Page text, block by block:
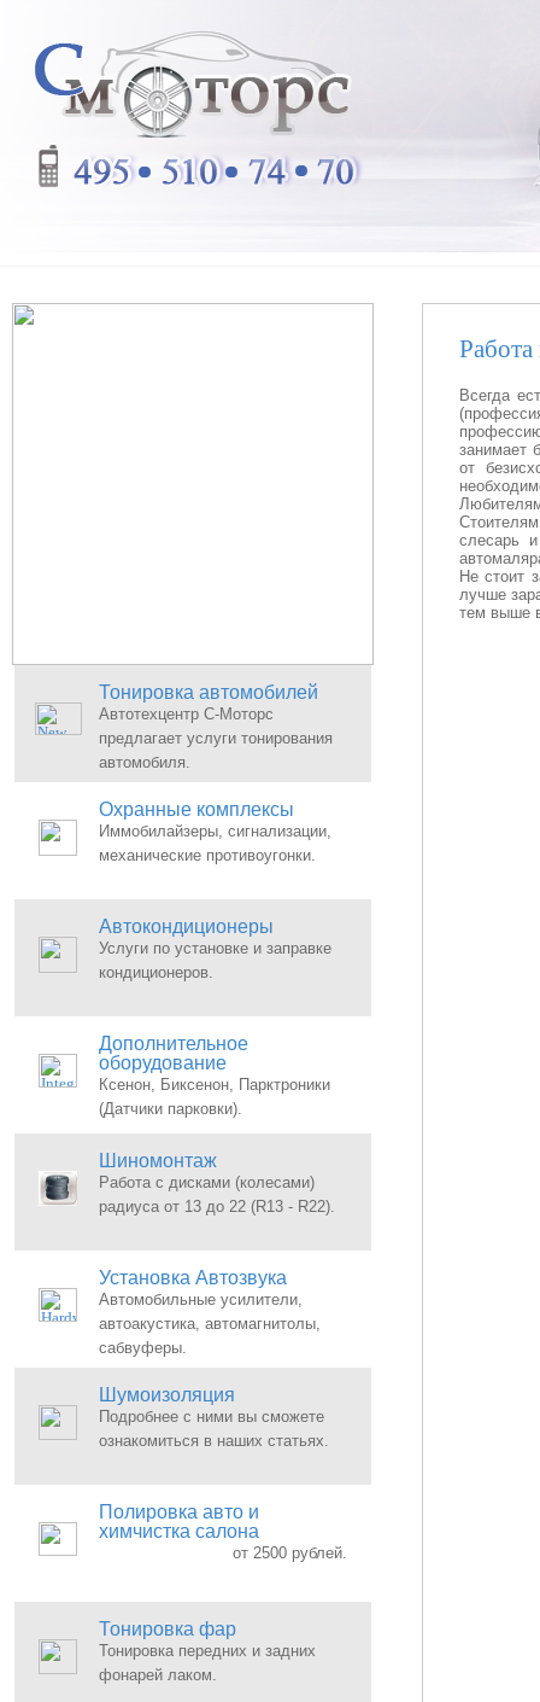
Тонировка автомобилей
Автотехцентр С-Моторс
предлагает услуги тонирования
автомобиля.
Охранные комплексы
Иммобилайзеры, сигнализации,
механические противоугонки.
Автокондиционеры
Услуги по установке и заправке
кондиционеров.
Дополнительное
оборудование
Ксенон, Биксенон, Парктроники
(Датчики парковки).
Шиномонтаж
Работа с дисками (колесами)
радиуса от 13 до 22 (R13 - R22).
Установка Автозвука
Автомобильные усилители,
автоакустика, автомагнитолы,
сабвуферы.
Шумоизоляция
Подробнее с ними вы сможете
ознакомиться в наших статьях.
Полировка авто и
химчистка салона
от 2500 рублей.
Тонировка фар
Тонировка передних и задних
фонарей лаком.
Всегда
занимает
от
слесарь
Не стоит
лучше
тем выше